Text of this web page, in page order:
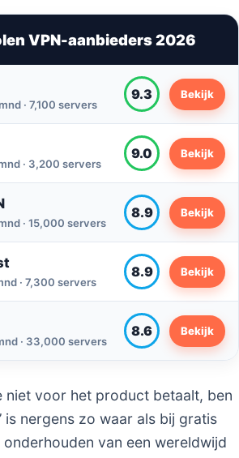
VPN-aanbieders 2026
· 7,100 servers
9.3 Bekijk
· 3,200 servers
9.0 Bekijk
· 15,000 servers
8.9 Bekijk
· 7,300 servers
8.9 Bekijk
· 33,000 servers
8.6 Bekijk
niet voor het product betaalt, ben
is nergens zo waar als bij gratis
van een wereldwijd